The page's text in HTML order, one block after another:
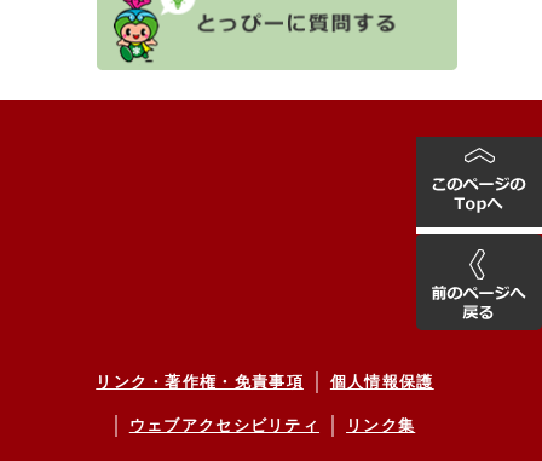
リンク・著作権・免責事項 個人情報保護
ウェブアクセシビリティ リンク集